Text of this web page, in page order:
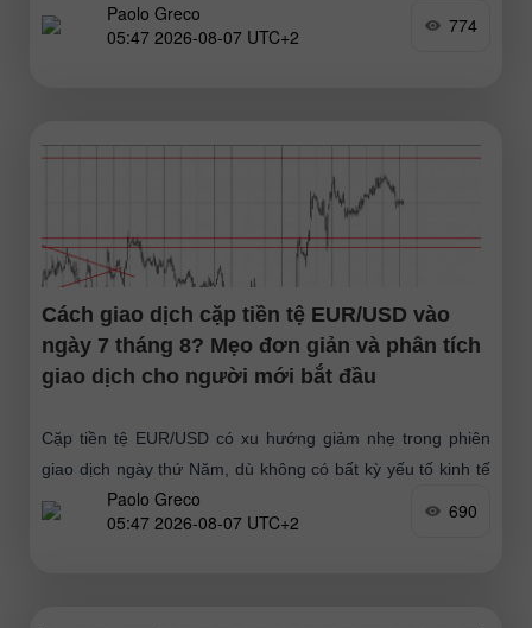
nhỏ đối với đồng bảng
Paolo Greco
05:47 2026-08-07 UTC+2
774
Cách giao dịch cặp tiền tệ EUR/USD vào
ngày 7 tháng 8? Mẹo đơn giản và phân tích
giao dịch cho người mới bắt đầu
Cặp tiền tệ EUR/USD có xu hướng giảm nhẹ trong phiên
giao dịch ngày thứ Năm, dù không có bất kỳ yếu tố kinh tế
vĩ mô hay nền tảng
Paolo Greco
05:47 2026-08-07 UTC+2
690